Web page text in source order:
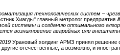
технологических систем –
Хиагды" главный метролог предприятия
системы и созданию оптимального
возникновение аварийных или
Урановый холдинг АРМЗ принял решение
отечественные, а возможно, и